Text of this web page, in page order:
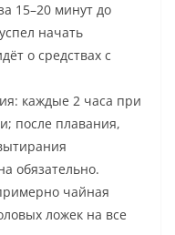
15–20 минут до
начать
о средствах с
каждые 2 часа при
после плавания,
обязательно.
чайная
ложек на все